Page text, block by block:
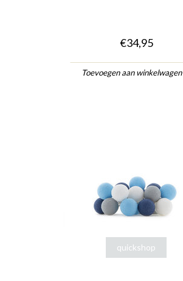
€34,95
Toevoegen aan winkelwagen
quickshop